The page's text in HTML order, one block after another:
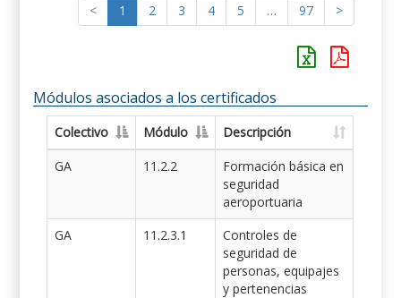
< 1 2 3 4 5 … 97 >
Módulos asociados a los certificados
Colectivo Módulo
Descripción
GA
11.2.2
Formación básica en
seguridad
aeroportuaria
GA
11.2.3.1
Controles de
seguridad de
personas, equipajes
y pertenencias